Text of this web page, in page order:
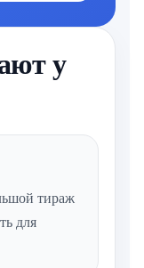
у
тираж
для